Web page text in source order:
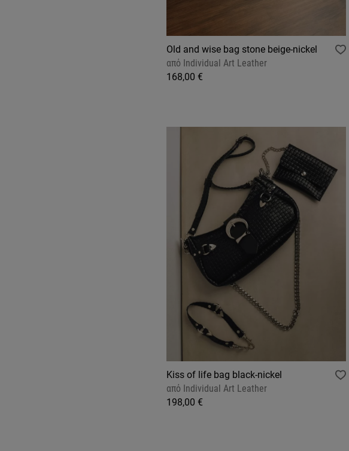
Old and wise bag stone beige-nickel
από Individual Art Leather
168,00 €
Kiss of life bag black-nickel
από Individual Art Leather
198,00 €